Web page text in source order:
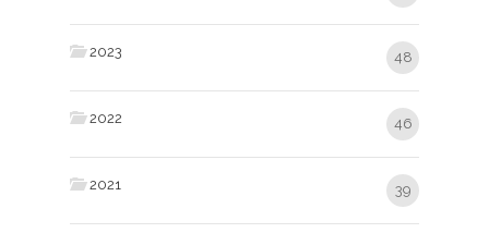
2023 48
2022 46
2021 39